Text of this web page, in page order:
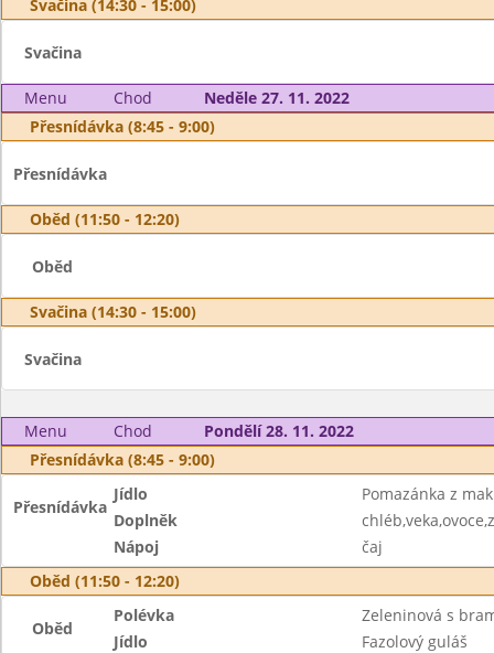
Svačina (14:30 - 15:00)
Svačina
Menu Chod
Neděle 27. 11. 2022
Přesnídávka (8:45 - 9:00)
Přesnídávka
Oběd (11:50 - 12:20)
Oběd
Svačina (14:30 - 15:00)
Svačina
Menu Chod
Pondělí 28. 11. 2022
Přesnídávka (8:45 - 9:00)
Přesnídávka
Jídlo
Pomazánka z
Doplněk
Nápoj
čaj
Oběd (11:50 - 12:20)
Oběd
Polévka
Zeleninová s
Jídlo
Fazolový guláš